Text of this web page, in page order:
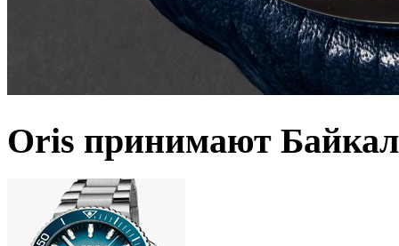
Oris принимают